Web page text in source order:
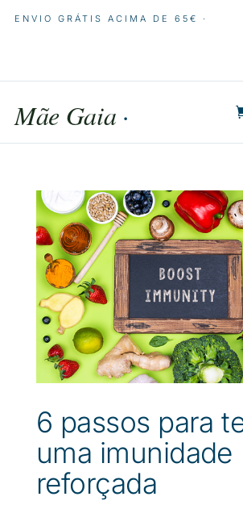
ENVIO GRÁTIS ACIMA DE 65€ ·
Mãe Gaia ·
6 passos para
uma imunidade
reforçada